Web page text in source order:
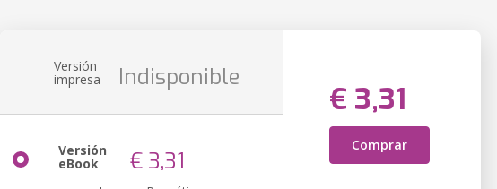
Versión
impresa Indisponible
€ 3,31
Comprar
Versión
eBook € 3,31